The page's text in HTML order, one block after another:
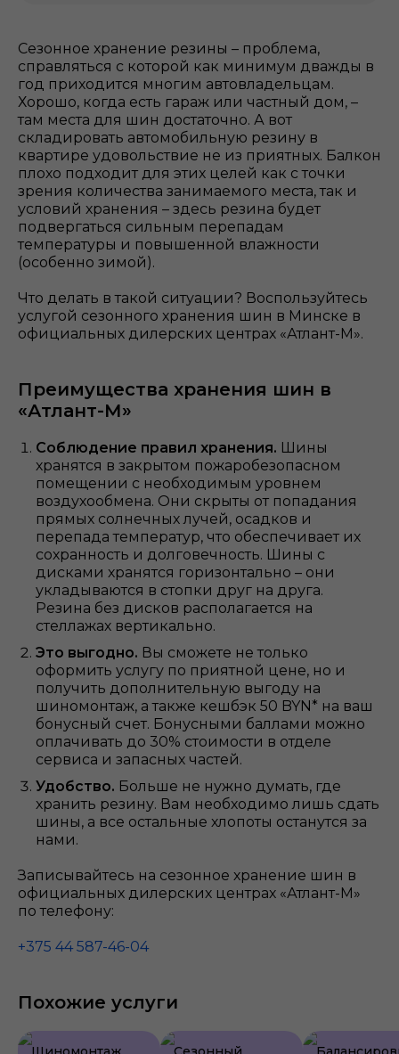
Сезонное хранение резины – проблема,
справляться с которой как минимум дважды в
год приходится многим автовладельцам.
Хорошо, когда есть гараж или частный дом, –
там места для шин достаточно. А вот
складировать автомобильную резину в
квартире удовольствие не из приятных. Балкон
плохо подходит для этих целей как с точки
зрения количества занимаемого места, так и
условий хранения – здесь резина будет
подвергаться сильным перепадам
температуры и повышенной влажности
(особенно зимой).
Что делать в такой ситуации? Воспользуйтесь
услугой сезонного хранения шин в Минске в
официальных дилерских центрах «Атлант-М».
Преимущества хранения шин в
«Атлант-М»
Соблюдение правил хранения. Шины
хранятся в закрытом пожаробезопасном
помещении с необходимым уровнем
воздухообмена. Они скрыты от попадания
прямых солнечных лучей, осадков и
перепада температур, что обеспечивает их
сохранность и долговечность. Шины с
дисками хранятся горизонтально – они
укладываются в стопки друг на друга.
Резина без дисков располагается на
стеллажах вертикально.
Это выгодно. Вы сможете не только
оформить услугу по приятной цене, но и
получить дополнительную выгоду на
шиномонтаж, а также кешбэк 50 BYN* на ваш
бонусный счет. Бонусными баллами можно
оплачивать до 30% стоимости в отделе
сервиса и запасных частей.
Удобство. Больше не нужно думать, где
хранить резину. Вам необходимо лишь сдать
шины, а все остальные хлопоты останутся за
нами.
Записывайтесь на сезонное хранение шин в
официальных дилерских центрах «Атлант-М»
по телефону:
+375 44 587-46-04
Похожие услуги